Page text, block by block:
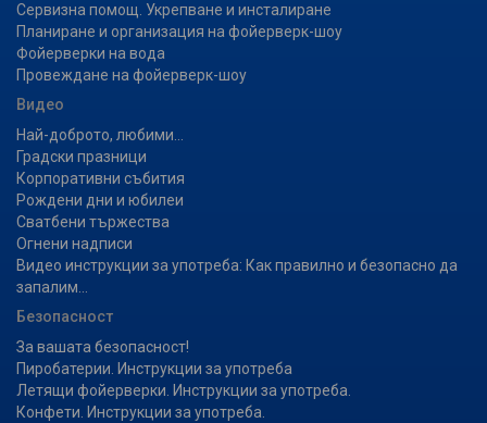
Сервизна помощ. Укрепване и инсталиране
Планиране и организация на фойерверк-шоу
Фойерверки на вода
Провеждане на фойерверк-шоу
Видео
Най-доброто, любими...
Градски празници
Корпоративни събития
Рождени дни и юбилеи
Сватбени тържества
Огнени надписи
Видео инструкции за употреба: Как правилно и безопасно да
запалим...
Безопасност
За вашата безопасност!
Пиробатерии. Инструкции за употреба
Летящи фойерверки. Инструкции за употреба.
Конфети. Инструкции за употреба.